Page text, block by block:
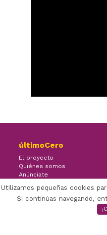
últimoCero
El proyecto
Quiénes somos
Anúnciate
Utilizamos pequeñas cookies
Si continúas navegando,